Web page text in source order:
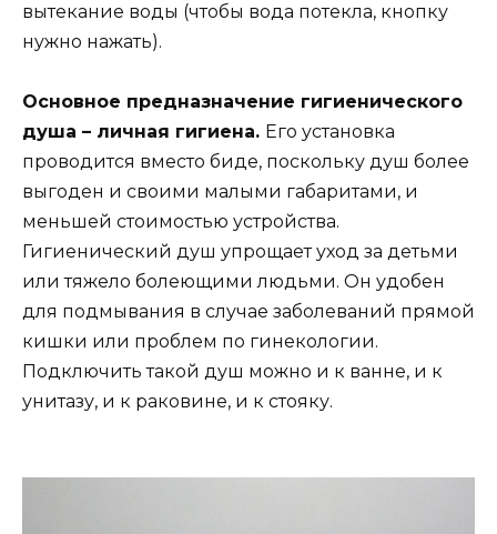
вытекание воды (чтобы вода потекла, кнопку
нужно нажать).
Основное предназначение гигиенического
душа – личная гигиена. Его установка
проводится вместо биде, поскольку душ более
выгоден и своими малыми габаритами, и
меньшей стоимостью устройства.
Гигиенический душ упрощает уход за детьми
или тяжело болеющими людьми. Он удобен
для подмывания в случае заболеваний прямой
кишки или проблем по гинекологии.
Подключить такой душ можно и к ванне, и к
унитазу, и к раковине, и к стояку.